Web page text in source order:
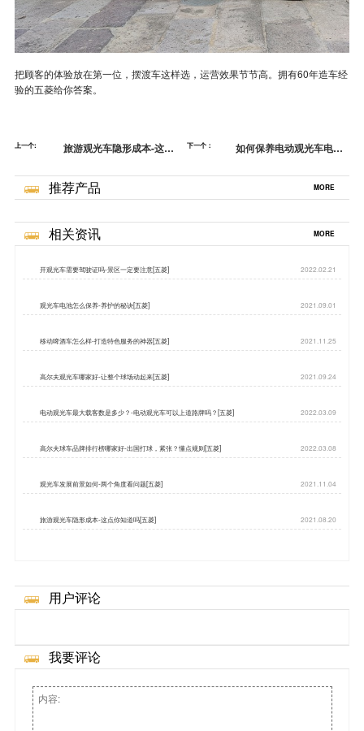
把顾客的体验放在第一位，摆渡车这样选，运营效果节节高。拥有60年造车经
验的五菱给你答案。
上一个:
旅游观光车隐形成本-这点
下一个：
如何保养电动观光车电
菱]
推荐产品 MORE
相关资讯 MORE
开观光车需要驾驶证吗-景区一定要注意[五菱] 2022.02.21
观光车电池怎么保养-养护的秘诀[五菱] 2021.09.01
移动啤酒车怎么样-打造特色服务的神器[五菱] 2021.11.25
高尔夫观光车哪家好-让整个球场动起来[五菱] 2021.09.24
电动观光车最大载客数是多少？-电动观光车可以上道路牌吗？[五菱] 2022.03.09
高尔夫球车品牌排行榜哪家好-出国打球，紧张？懂点规则[五菱] 2022.03.08
观光车发展前景如何-两个角度看问题[五菱] 2021.11.04
旅游观光车隐形成本-这点你知道吗[五菱] 2021.08.20
用户评论
我要评论